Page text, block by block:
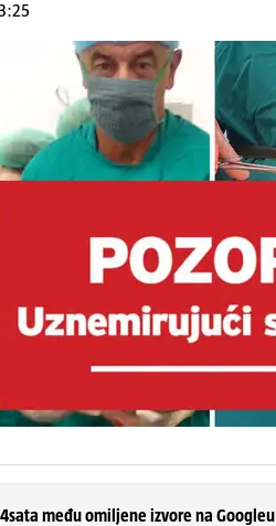
među omiljene izvore na Googleu